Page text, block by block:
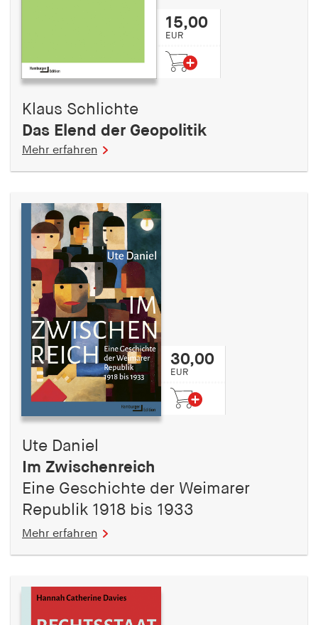
15,00
EUR
Klaus Schlichte
Das Elend der Geopolitik
Mehr erfahren
30,00
EUR
Ute Daniel
Im Zwischenreich
Eine Geschichte der Weimarer
Republik 1918 bis 1933
Mehr erfahren